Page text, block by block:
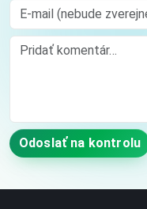
E-mail (nebude zverejnený)
Comment
Odoslať na kontrolu